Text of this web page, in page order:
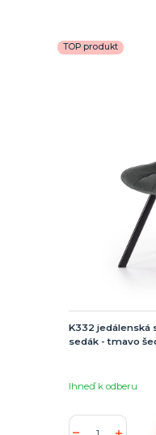
TOP produkt
K332 jedálenská
sedák - tmavo
Ihneď k odberu